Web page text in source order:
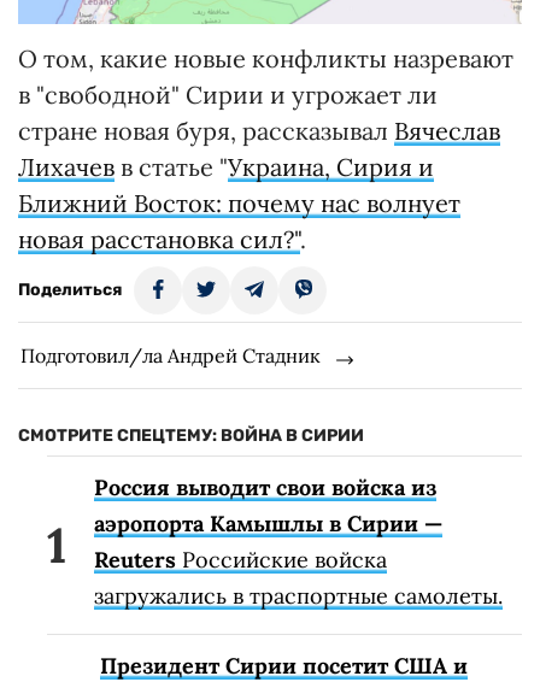
О том, какие новые конфликты назревают
в "свободной" Сирии и угрожает ли
стране новая буря, рассказывал Вячеслав
Лихачев в статье "Украина, Сирия и
Ближний Восток: почему нас волнует
новая расстановка сил?".
Поделиться
Подготовил/ла Андрей Стадник
СМОТРИТЕ СПЕЦТЕМУ: ВОЙНА В СИРИИ
Россия выводит свои войска из
аэропорта Камышлы в Сирии —
Reuters Российские войска
загружались в траспортные самолеты.
Президент Сирии посетит США и